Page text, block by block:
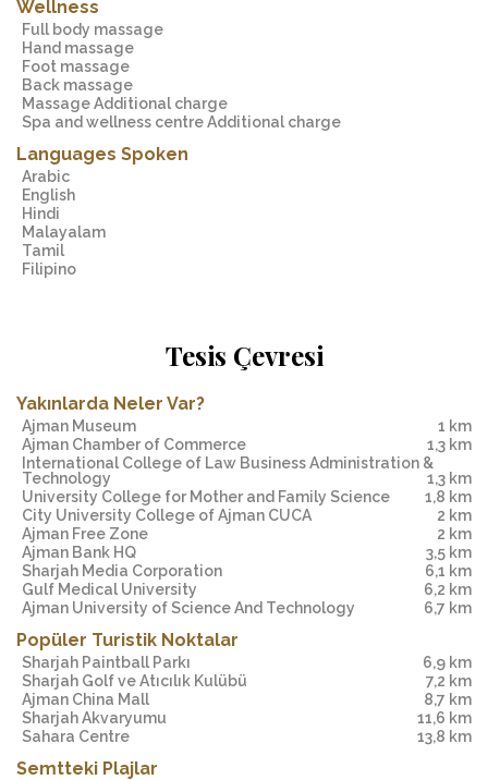
Wellness
Full body massage
Hand massage
Foot massage
Back massage
Massage Additional charge
Spa and wellness centre Additional charge
Languages Spoken
Arabic
English
Hindi
Malayalam
Tamil
Filipino
Tesis Çevresi
Yakınlarda Neler Var?
Ajman Museum
1 km
Ajman Chamber of Commerce
1,3 km
Technology
1,3 km
University College for Mother and Family Science
1,8 km
City University College of Ajman CUCA
2 km
Ajman Free Zone
2 km
Ajman Bank HQ
3,5 km
Sharjah Media Corporation
6,1 km
Gulf Medical University
6,2 km
Ajman University of Science And Technology
6,7 km
Popüler Turistik Noktalar
Sharjah Paintball Parkı
6,9 km
Sharjah Golf ve Atıcılık Kulübü
7,2 km
Ajman China Mall
8,7 km
Sharjah Akvaryumu
11,6 km
Sahara Centre
13,8 km
Semtteki Plajlar